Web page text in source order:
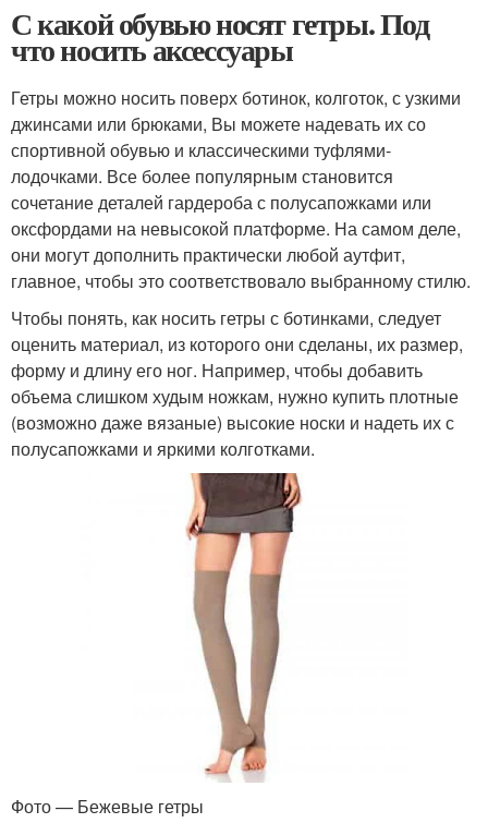
С какой обувью носят гетры. Под
что носить аксессуары
Гетры можно носить поверх ботинок, колготок, с узкими
джинсами или брюками, Вы можете надевать их со
спортивной обувью и классическими туфлями-
лодочками. Все более популярным становится
сочетание деталей гардероба с полусапожками или
оксфордами на невысокой платформе. На самом деле,
они могут дополнить практически любой аутфит,
главное, чтобы это соответствовало выбранному стилю.
Чтобы понять, как носить гетры с ботинками, следует
оценить материал, из которого они сделаны, их размер,
форму и длину его ног. Например, чтобы добавить
объема слишком худым ножкам, нужно купить плотные
(возможно даже вязаные) высокие носки и надеть их с
полусапожками и яркими колготками.
Фото — Бежевые гетры